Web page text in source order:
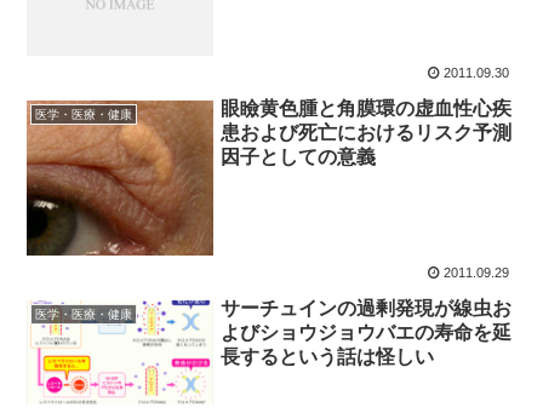
2011.09.30
医学・医療・健康
眼瞼黄色腫と角膜環の虚血性心疾
患および死亡におけるリスク予測
因子としての意義
2011.09.29
医学・医療・健康
サーチュインの過剰発現が線虫お
よびショウジョウバエの寿命を延
長するという話は怪しい